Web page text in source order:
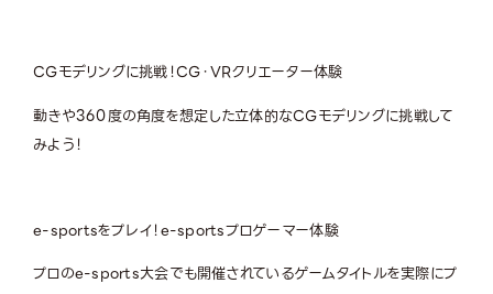
CGモデリングに挑戦！CG・VRクリエーター体験
動きや360度の角度を想定した立体的なCGモデリングに挑戦して
みよう！
e-sportsをプレイ！e-sportsプロゲーマー体験
プロのe-sports大会でも開催されているゲームタイトルを実際にプ